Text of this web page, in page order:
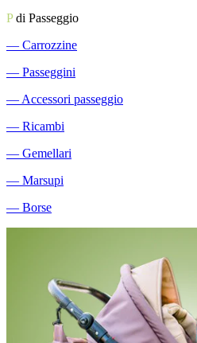
Pdi Passeggio
― Carrozzine
― Passeggini
― Accessori passeggio
― Ricambi
― Gemellari
― Marsupi
― Borse